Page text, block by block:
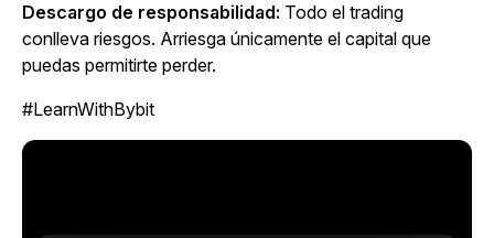
Descargo de responsabilidad: Todo el trading
conlleva riesgos. Arriesga únicamente el capital que
puedas permitirte perder.
#LearnWithBybit